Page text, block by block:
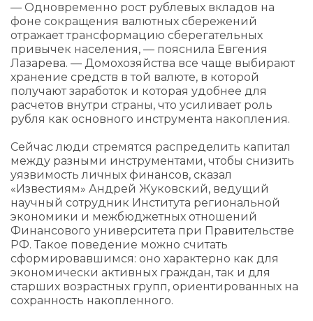
— Одновременно рост рублевых вкладов на
фоне сокращения валютных сбережений
отражает трансформацию сберегательных
привычек населения, — пояснила Евгения
Лазарева. — Домохозяйства все чаще выбирают
хранение средств в той валюте, в которой
получают заработок и которая удобнее для
расчетов внутри страны, что усиливает роль
рубля как основного инструмента накопления.
Сейчас люди стремятся распределить капитал
между разными инструментами, чтобы снизить
уязвимость личных финансов, сказал
«Известиям» Андрей Жуковский, ведущий
научный сотрудник Института региональной
экономики и межбюджетных отношений
Финансового университета при Правительстве
РФ. Такое поведение можно считать
сформировавшимся: оно характерно как для
экономически активных граждан, так и для
старших возрастных групп, ориентированных на
сохранность накопленного.